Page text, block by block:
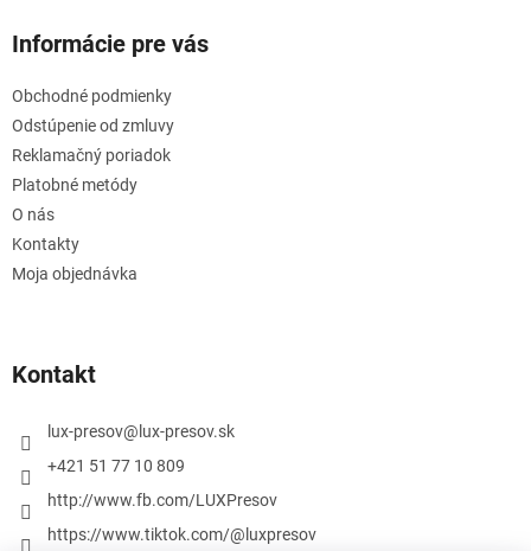
Informácie pre vás
Obchodné podmienky
Odstúpenie od zmluvy
Reklamačný poriadok
Platobné metódy
O nás
Kontakty
Moja objednávka
Kontakt
lux-presov@ lux-presov.sk
+421 51 77 10 809
http://www.fb.com/LUXPresov
https://www.tiktok.com/@luxpresov